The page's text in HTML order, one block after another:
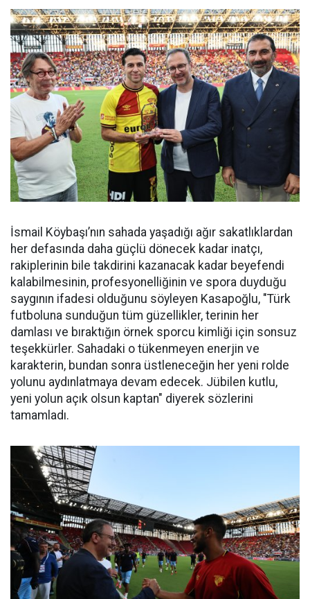
İsmail Köybaşı’nın sahada yaşadığı ağır sakatlıklardan
her defasında daha güçlü dönecek kadar inatçı,
rakiplerinin bile takdirini kazanacak kadar beyefendi
kalabilmesinin, profesyonelliğinin ve spora duyduğu
saygının ifadesi olduğunu söyleyen Kasapoğlu, "Türk
futboluna sunduğun tüm güzellikler, terinin her
damlası ve bıraktığın örnek sporcu kimliği için sonsuz
teşekkürler. Sahadaki o tükenmeyen enerjin ve
karakterin, bundan sonra üstleneceğin her yeni rolde
yolunu aydınlatmaya devam edecek. Jübilen kutlu,
yeni yolun açık olsun kaptan" diyerek sözlerini
tamamladı.